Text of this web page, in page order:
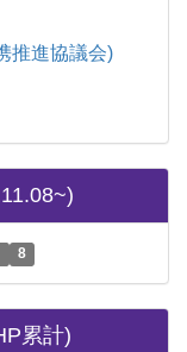
推進協議会)
8
累計)